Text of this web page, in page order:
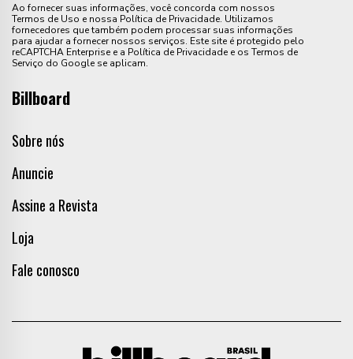
Ao fornecer suas informações, você concorda com nossos
Termos de Uso e nossa Política de Privacidade. Utilizamos
fornecedores que também podem processar suas informações
para ajudar a fornecer nossos serviços. Este site é protegido pelo
reCAPTCHA Enterprise e a Política de Privacidade e os Termos de
Serviço do Google se aplicam.
Billboard
Sobre nós
Anuncie
Assine a Revista
Loja
Fale conosco